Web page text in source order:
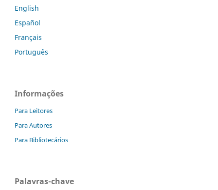
English
Español
Français
Português
Informações
Para Leitores
Para Autores
Para Bibliotecários
Palavras-chave